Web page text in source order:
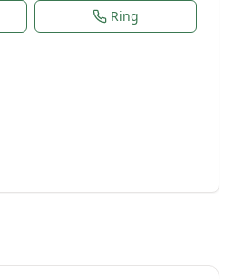
Ring